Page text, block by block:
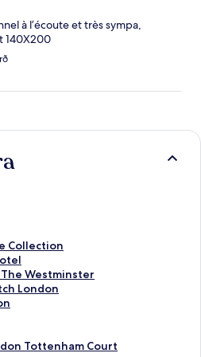
à l’écoute et très sympa,
140X200
Collection
Westminster
London
Tottenham Court